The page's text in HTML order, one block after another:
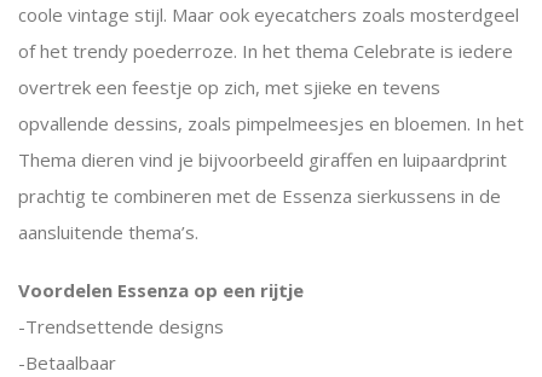
coole vintage stijl. Maar ook eyecatchers zoals mosterdgeel
of het trendy poederroze. In het thema Celebrate is iedere
overtrek een feestje op zich, met sjieke en tevens
opvallende dessins, zoals pimpelmeesjes en bloemen. In het
Thema dieren vind je bijvoorbeeld giraffen en luipaardprint
prachtig te combineren met de Essenza sierkussens in de
aansluitende thema’s.
Voordelen Essenza op een rijtje
-Trendsettende designs
-Betaalbaar